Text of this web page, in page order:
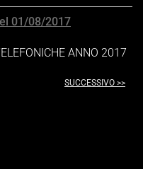
01/08/2017
ANNO 2017
SUCCESSIVO >>